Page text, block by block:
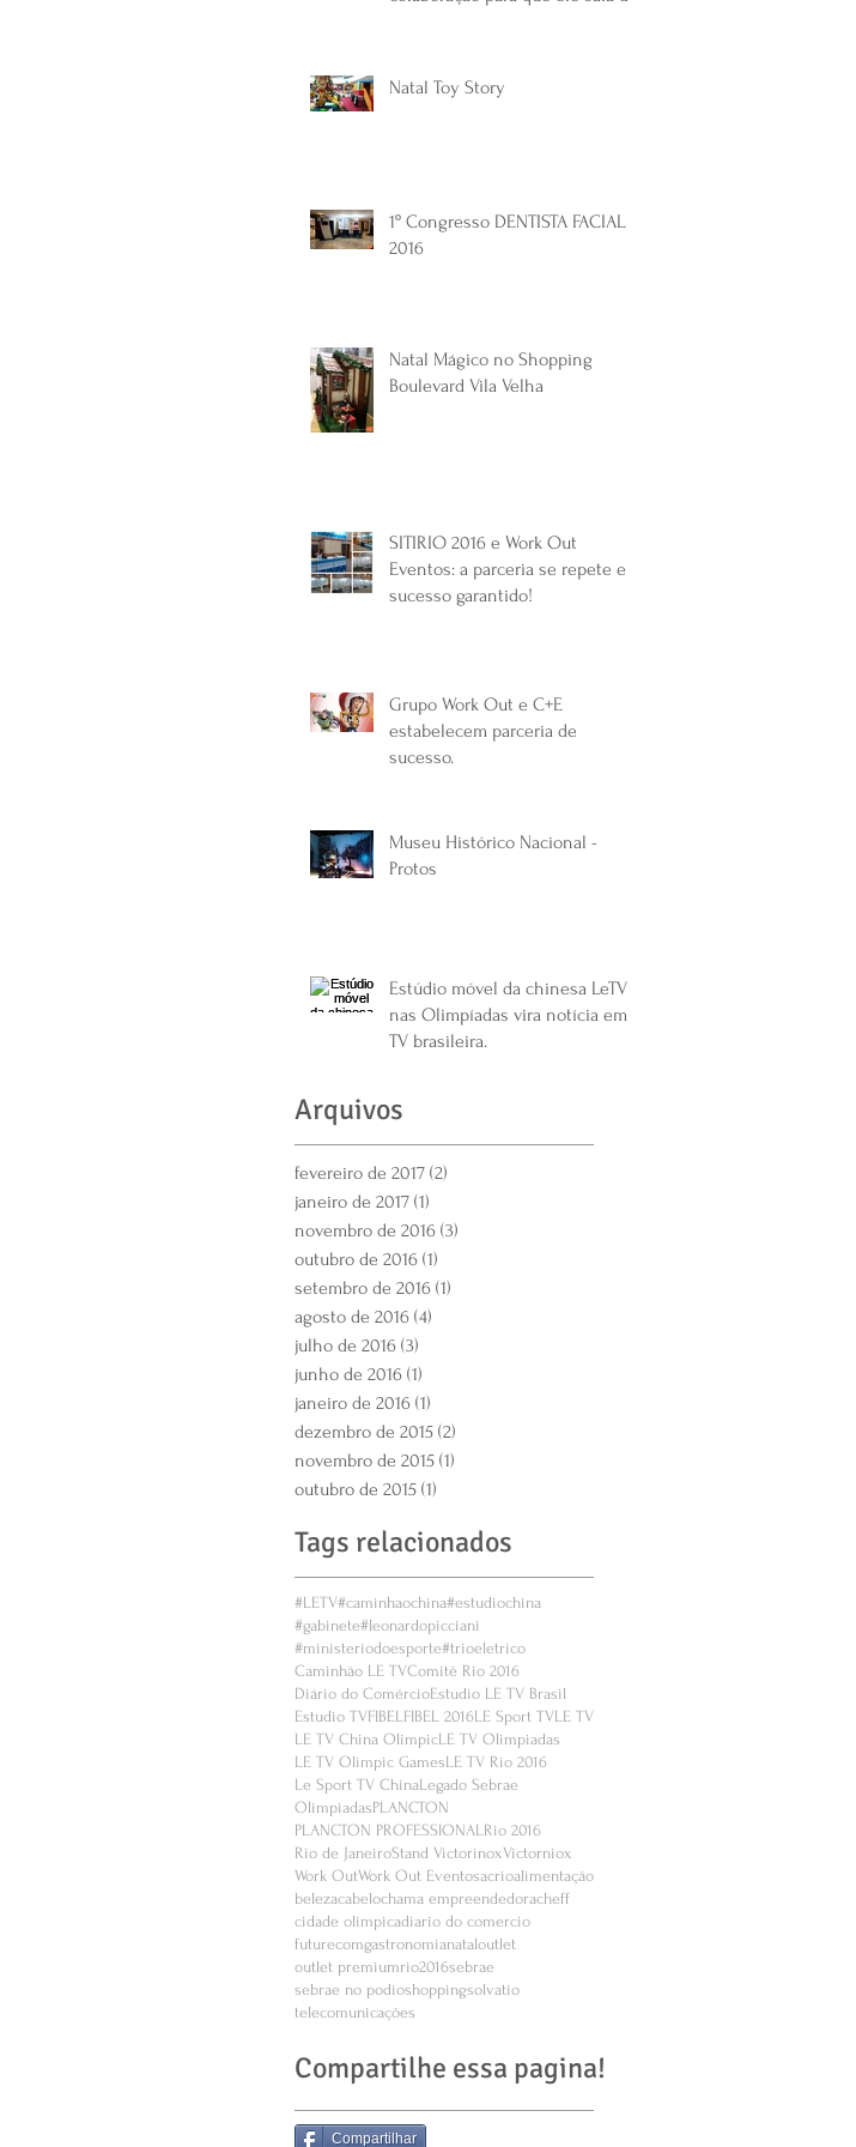
Natal Toy Story
1º Congresso DENTISTA FACIAL
2016
Natal Mágico no Shopping
Boulevard Vila Velha
SITIRIO 2016 e Work Out
Eventos: a parceria se repete em
sucesso garantido!
Grupo Work Out e C+E
estabelecem parceria de
sucesso.
Museu Histórico Nacional -
Protos
Estúdio móvel da chinesa LeTV
nas Olimpíadas vira notícia em
TV brasileira.
Arquivos
fevereiro de 2017 (2)
janeiro de 2017 (1)
novembro de 2016 (3)
outubro de 2016 (1)
setembro de 2016 (1)
agosto de 2016 (4)
julho de 2016 (3)
junho de 2016 (1)
janeiro de 2016 (1)
dezembro de 2015 (2)
novembro de 2015 (1)
outubro de 2015 (1)
Tags relacionados
#LETV#caminhaochina#estudiochina
#gabinete#leonardopicciani
#ministeriodoesporte#trioeletrico
Caminhão LE TVComitê Rio 2016
Diário do ComércioEstudio LE TV Brasil
Estudio TVFIBEL FIBEL 2016LE Sport TVLE TV
LE TV China OlimpicLE TV Olimpiadas
LE TV Olimpic GamesLE TV Rio 2016
Le Sport TV ChinaLegado Sebrae
OlimpiadasPLANCTON
PLANCTON PROFESSIONAL Rio 2016
Rio de JaneiroStand Victorinox Victorniox
Work OutWork Out Eventosacrioalimentação
belezacabelochama empreendedoracheff
cidade olimpicadiario do comercio
futurecomgastronomianataloutlet
outlet premiumrio2016sebrae
sebrae no podioshoppingsolvatio
telecomunicações
Compartilhe essa pagina!
Compartilhar